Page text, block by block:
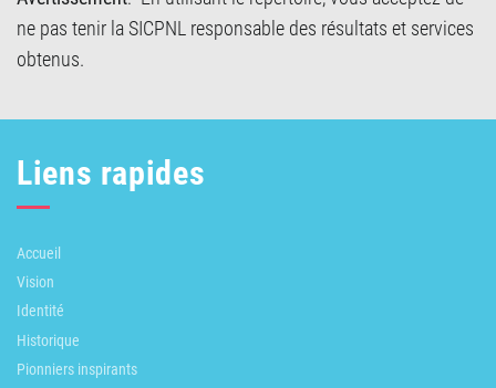
ne pas tenir la SICPNL responsable des résultats et services
obtenus.
Liens rapides
Accueil
Vision
Identité
Historique
Pionniers inspirants